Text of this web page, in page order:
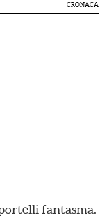
CRONACA
fantasma.